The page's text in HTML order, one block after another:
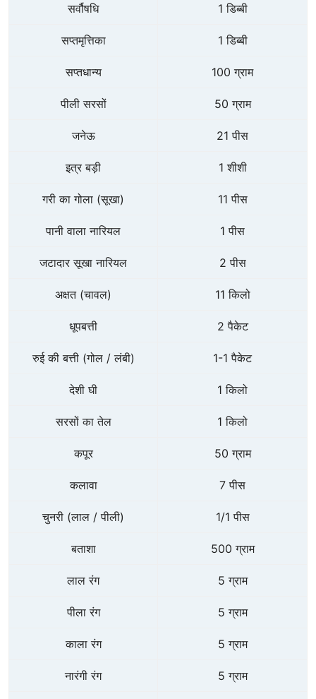
सर्वौषधि 1 डिब्बी
सप्तमृत्तिका 1 डिब्बी
सप्तधान्य 100 ग्राम
पीली सरसों 50 ग्राम
जनेऊ 21 पीस
इत्र बड़ी 1 शीशी
गरी का गोला (सूखा) 11 पीस
पानी वाला नारियल 1 पीस
जटादार सूखा नारियल 2 पीस
अक्षत (चावल) 11 किलो
धूपबत्ती 2 पैकेट
रुई की बत्ती (गोल / लंबी) 1-1 पैकेट
देशी घी 1 किलो
सरसों का तेल 1 किलो
कपूर 50 ग्राम
कलावा 7 पीस
चुनरी (लाल / पीली) 1/1 पीस
बताशा 500 ग्राम
लाल रंग 5 ग्राम
पीला रंग 5 ग्राम
काला रंग 5 ग्राम
नारंगी रंग 5 ग्राम